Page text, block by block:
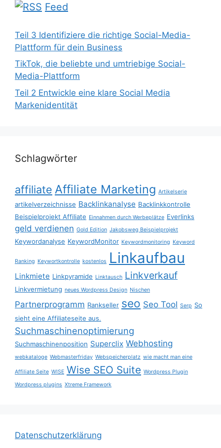
Feed
Teil 3 Identifiziere die richtige Social-Media-
Plattform für dein Business
TikTok, die beliebte und umtriebige Social-
Media-Plattform
Teil 2 Entwickle eine klare Social Media
Markenidentität
Schlagwörter
affiliate Affiliate Marketing Artikelserie
artikelverzeichnisse Backlinkanalyse Backlinkkontrolle
Beispielprojekt Affiliate Einnahmen durch Werbeplätze Everlinks
geld verdienen Gold Edition Jakobsweg Beispielprojekt
Keywordanalyse KeywordMonitor Keywordmonitoring Keyword
Ranking Keywortkontrolle kostenlos Linkaufbau
Linkmiete Linkpyramide Linktausch Linkverkauf
Linkvermietung neues Wordpress Design Nischen
Partnerprogramm Rankseller seo Seo Tool Serp So
sieht eine Affiliateseite aus.
Suchmaschinenoptimierung
Suchmaschinenposition Superclix Webhosting
webkataloge Webmasterfriday Webspeicherplatz wie macht man eine
Affiliate Seite WISE Wise SEO Suite Wordpress Plugin
Wordpress plugins Xtreme Framework
Datenschutzerklärung